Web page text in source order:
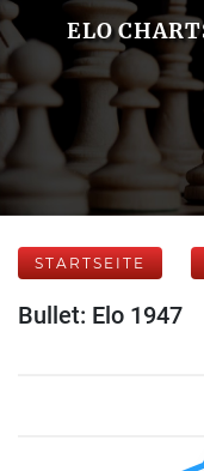
ELO
STARTSEITE
Bullet: Elo 1947